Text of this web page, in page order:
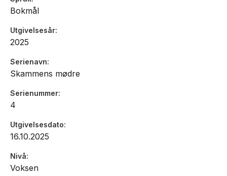
Bokmål
Utgivelsesår
2025
Serienavn
Skammens mødre
Serienummer
4
Utgivelsesdato
16.10.2025
Nivå
Voksen